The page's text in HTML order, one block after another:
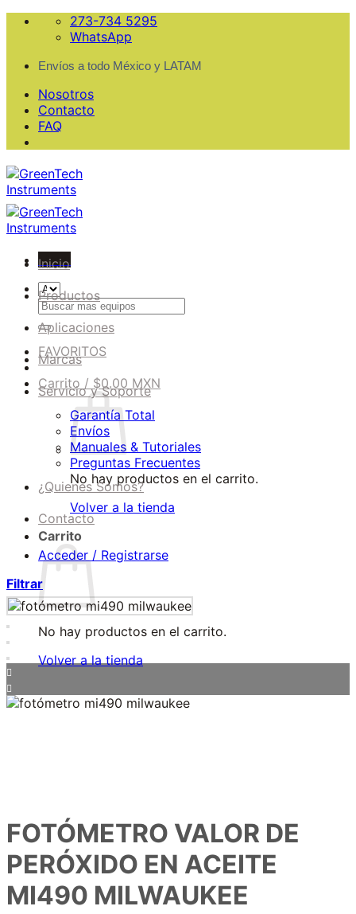
Skip
273-734 5295
WhatsApp
Envíos a todo México y LATAM
Nosotros
Contacto
FAQ
Menu
Buscar
por:
FAVORITOS
Carrito / $0.00 MXN
No hay productos en el carrito.
Volver a la tienda
Carrito
No hay productos en el carrito.
Volver a la tienda
Inicio
Productos
Aplicaciones
Marcas
Servicio y Soporte
Garantía Total
Envíos
Manuales & Tutoriales
Preguntas Frecuentes
¿Quienes Somos?
Contacto
Acceder / Registrarse
Filtrar
FOTÓMETRO VALOR DE
PERÓXIDO EN ACEITE
MI490 MILWAUKEE